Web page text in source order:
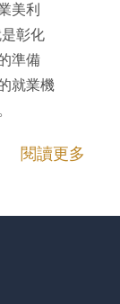
美利
彰化
準備
就業機
閱讀更多